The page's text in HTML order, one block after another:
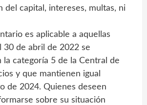
del capital, intereses, multas, ni
es aplicable a aquellas
30 de abril de 2022 se
la categoría 5 de la Central de
y que mantienen igual
de 2024. Quienes deseen
sobre su situación